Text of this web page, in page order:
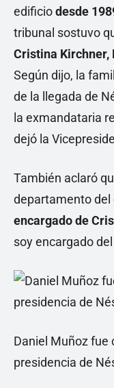
edificiodesde
tribunal sostuvo
Cristina Kirchner,
Según dijo, la
de la llegada de
la exmandataria
dejó la
También aclaró
departamento del
encargado de
soy encargado
Daniel Muñoz fue
presidencia de